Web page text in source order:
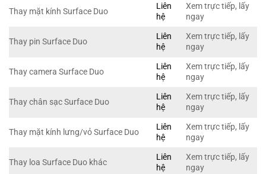
Thay mặt kính Surface Duo
Liên
hệ
Xem trực tiếp, lấy
ngay
Thay pin Surface Duo
Liên
hệ
Xem trực tiếp, lấy
ngay
Thay camera Surface Duo
Liên
hệ
Xem trực tiếp, lấy
ngay
Thay chân sạc Surface Duo
Liên
hệ
Xem trực tiếp, lấy
ngay
Thay mặt kính lưng/vỏ Surface Duo
Liên
hệ
Xem trực tiếp, lấy
ngay
Thay loa Surface Duo khác
Liên
hệ
Xem trực tiếp, lấy
ngay